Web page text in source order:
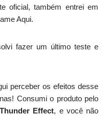
oficial, também entrei em
Aqui.
fazer um último teste e
perceber os efeitos desse
Consumi o produto pelo
Thunder Effect, e você não